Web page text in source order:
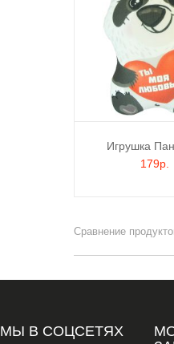
Игрушка
179р.
МЫ В СОЦСЕТЯХ